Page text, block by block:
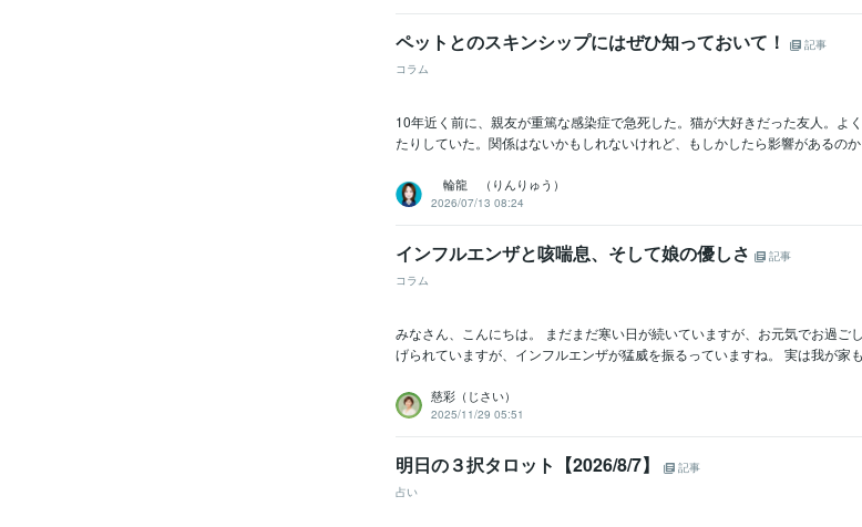
ペットとのスキンシップにはぜひ知っておいて！
記事
コラム
10年近く前に、親友が重篤な感染症で急死した。猫が大好きだった友人。よ
たりしていた。関係はないかもしれないけれど、もしかしたら影響があるの
輪龍 （りんりゅう）
2026/07/13 08:24
インフルエンザと咳喘息、そして娘の優しさ
記事
コラム
みなさん、こんにちは。 まだまだ寒い日が続いていますが、お元気でお過ご
げられていますが、インフルエンザが猛威を振るっていますね。 実は我が家
慈彩（じさい）
2025/11/29 05:51
明日の３択タロット【2026/8/7】
記事
占い